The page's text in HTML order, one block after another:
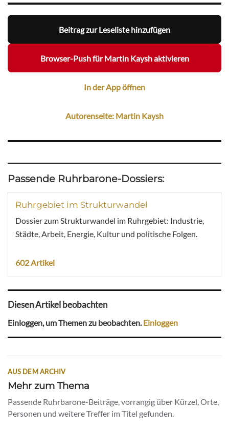
Beitrag zur Leseliste hinzufügen
Browser-Push für Martin Kaysh aktivieren
In der App öffnen
Autorenseite: Martin Kaysh
Passende Ruhrbarone-Dossiers:
Ruhrgebiet im Strukturwandel
Dossier zum Strukturwandel im Ruhrgebiet: Industrie,
Städte, Arbeit, Energie, Kultur und politische Folgen.
602 Artikel
Diesen Artikel beobachten
Einloggen, um Themen zu beobachten.Einloggen
AUS DEM ARCHIV
Mehr zum Thema
Passende Ruhrbarone-Beiträge, vorrangig über Kürzel, Orte,
Personen und weitere Treffer im Titel gefunden.